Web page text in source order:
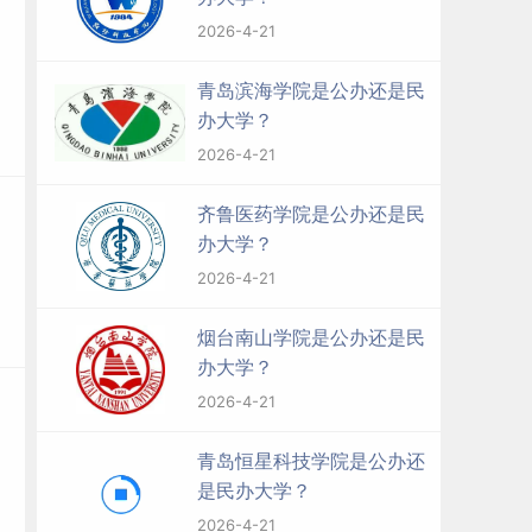
2026-4-21
青岛滨海学院是公办还是民
办大学？
2026-4-21
齐鲁医药学院是公办还是民
办大学？
2026-4-21
烟台南山学院是公办还是民
办大学？
2026-4-21
青岛恒星科技学院是公办还
是民办大学？
2026-4-21